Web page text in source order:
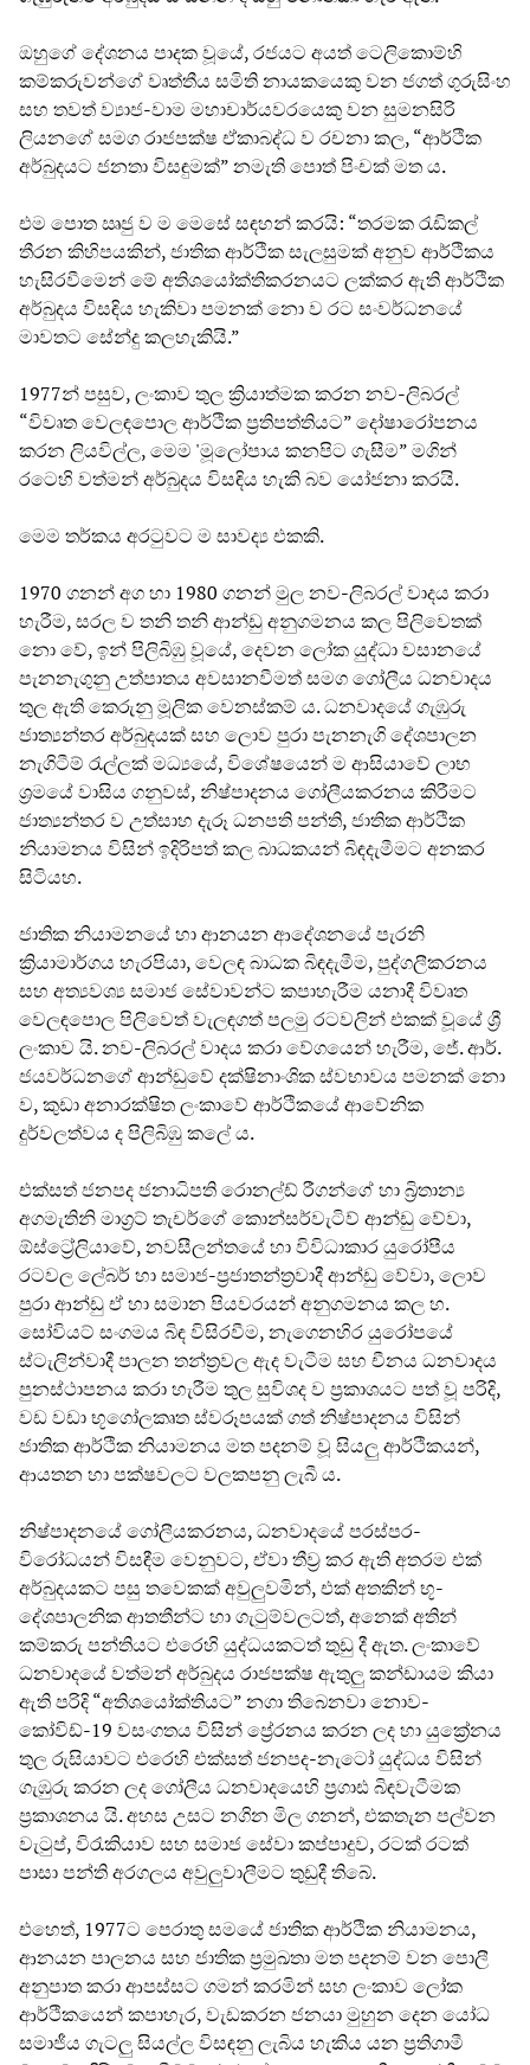
ඔහුගේ දේශනය පාදක වූයේ, රජයට අයත් ටෙලිකොම්හි
කම්කරුවන්ගේ වෘත්තීය සමිති නායකයෙකු වන ජගත් ගුරුසිංහ
සහ තවත් ව්‍යාජ-වාම මහාචාර්යවරයෙකු වන සුමනසිරි
ලියනගේ සමග රාජපක්ෂ ඒකාබද්ධ ව රචනා කල, “ආර්ථික
අර්බුදයට ජනතා විසඳුමක්” නමැති පොත් පිංචක් මත ය.
එම පොත ඍජු ව ම මෙසේ සඳහන් කරයි: “තරමක රැඩිකල්
තීරන කිහිපයකින්, ජාතික ආර්ථික සැලසුමක් අනුව ආර්ථිකය
හැසිරවීමෙන් මේ අතිශයෝක්තිකරනයට ලක්කර ඇති ආර්ථික
අර්බුදය විසඳිය හැකිවා පමනක් නො ව රට සංවර්ධනයේ
මාවතට සේන්දු කලහැකියි.”
1977න් පසුව, ලංකාව තුල ක්‍රියාත්මක කරන නව-ලිබරල්
“විවෘත වෙලඳපොල ආර්ථික ප්‍රතිපත්තියට” දෝෂාරෝපනය
කරන ලියවිල්ල, මෙම 'මූලෝපාය කනපිට ගැසීම” මගින්
රටෙහි වත්මන් අර්බුදය විසඳිය හැකි බව යෝජනා කරයි.
මෙම තර්කය අරටුවට ම සාවද්‍ය එකකි.
1970 ගනන් අග හා 1980 ගනන් මුල නව-ලිබරල් වාදය කරා
හැරීම, සරල ව තනි තනි ආන්ඩු අනුගමනය කල පිලිවෙතක්
නො වේ, ඉන් පිලිබිඹු වූයේ, දෙවන ලෝක යුද්ධා වසානයේ
පැනනැගුනු උත්පාතය අවසානවීමත් සමග ගෝලීය ධනවාදය
තුල ඇති කෙරුනු මූලික වෙනස්කම් ය. ධනවාදයේ ගැඹුරු
ජාත්‍යන්තර අර්බුදයක් සහ ලොව පුරා පැනනැගි දේශපාලන
නැගිටීම් රැල්ලක් මධ්‍යයේ, විශේෂයෙන් ම ආසියාවේ ලාභ
ශ්‍රමයේ වාසිය ගනුවස්, නිෂ්පාදනය ගෝලීයකරනය කිරීමට
ජාත්‍යන්තර ව උත්සාහ දැරූ ධනපති පන්ති, ජාතික ආර්ථික
නියාමනය විසින් ඉදිරිපත් කල බාධකයන් බිඳදැමීමට අනකර
සිටියහ.
ජාතික නියාමනයේ හා ආනයන ආදේශනයේ පැරනි
ක්‍රියාමාර්ගය හැරපියා, වෙලඳ බාධක බිඳදැමීම, පුද්ගලීකරනය
සහ අත්‍යවශ්‍ය සමාජ සේවාවන්ට කපාහැරීම යනාදී විවෘත
වෙලඳපොල පිලිවෙත් වැලඳගත් පලමු රටවලින් එකක් වූයේ ශ්‍රී
ලංකාව යි. නව-ලිබරල් වාදය කරා වේගයෙන් හැරීම, ජේ. ආර්.
ජයවර්ධනගේ ආන්ඩුවේ දක්ෂිනාංශික ස්වභාවය පමනක් නො
ව, කුඩා අනාරක්ෂිත ලංකාවේ ආර්ථිකයේ ආවේනික
දුර්වලත්වය ද පිලිබිඹු කලේ ය.
එක්සත් ජනපද ජනාධිපති රොනල්ඩ් රීගන්ගේ හා බ්‍රිතාන්‍ය
අගමැතිනි මාග්‍රට් තැචර්ගේ කොන්සර්වැටිව් ආන්ඩු වේවා,
ඕස්ට්‍රේලියාවේ, නවසීලන්තයේ හා විවිධාකාර යුරෝපීය
රටවල ලේබර් හා සමාජ-ප්‍රජාතන්ත්‍රවාදී ආන්ඩු වේවා, ලොව
පුරා ආන්ඩු ඒ හා සමාන පියවරයන් අනුගමනය කල හ.
සෝවියට් සංගමය බිඳ විසිරවීම, නැගෙනහිර යුරෝපයේ
ස්ටැලින්වාදී පාලන තන්ත්‍රවල ඇද වැටීම සහ චීනය ධනවාදය
පුනස්ථාපනය කරා හැරීම තුල සුවිශද ව ප්‍රකාශයට පත් වූ පරිදි,
වඩ වඩා භූගෝලකෘත ස්වරූපයක් ගත් නිෂ්පාදනය විසින්
ජාතික ආර්ථික නියාමනය මත පදනම් වූ සියලු ආර්ථිකයන්,
ආයතන හා පක්ෂවලට වලකපනු ලැබී ය.
නිෂ්පාදනයේ ගෝලීයකරනය, ධනවාදයේ පරස්පර-
විරෝධයන් විසඳීම වෙනුවට, ඒවා තීව්‍ර කර ඇති අතරම එක්
අර්බුදයකට පසු තවෙකක් අවුලුවමින්, එක් අතකින් භූ-
දේශපාලනික ආතතීන්ට හා ගැටුම්වලටත්, අනෙක් අතින්
කම්කරු පන්තියට එරෙහි යුද්ධයකටත් තුඩු දී ඇත. ලංකාවේ
ධනවාදයේ වත්මන් අර්බුදය රාජපක්ෂ ඇතුලු කන්ඩායම කියා
ඇති පරිදි “අතිශයෝක්තියට” නගා තිබෙනවා නොව-
කෝවිඩ්-19 වසංගතය විසින් ප්‍රේරනය කරන ලද හා යුක්‍රේනය
තුල රුසියාවට එරෙහි එක්සත් ජනපද-නැටෝ යුද්ධය විසින්
ගැඹුරු කරන ලද ගෝලීය ධනවාදයෙහි ප්‍රගාඪ බිඳවැටීමක
ප්‍රකාශනය යි. අහස උසට නගින මිල ගනන්, එකතැන පල්වන
වැටුප්, විරැකියාව සහ සමාජ සේවා කප්පාදුව, රටක් රටක්
පාසා පන්ති අරගලය අවුලුවාලීමට තුඩුදී තිබේ.
එහෙත්, 1977ට පෙරාතු සමයේ ජාතික ආර්ථික නියාමනය,
ආනයන පාලනය සහ ජාතික ප්‍රමුඛතා මත පදනම් වන පොලී
අනුපාත කරා ආපස්සට ගමන් කරමින් සහ ලංකාව ලෝක
ආර්ථිකයෙන් කපාහැර, වැඩකරන ජනයා මුහුන දෙන යෝධ
සමාජීය ගැටලු සියල්ල විසඳනු ලැබිය හැකිය යන ප්‍රතිගාමී